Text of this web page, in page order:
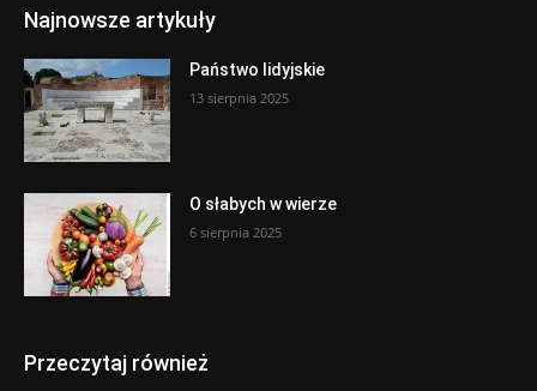
Najnowsze artykuły
Państwo lidyjskie
13 sierpnia 2025
O słabych w wierze
6 sierpnia 2025
Przeczytaj również